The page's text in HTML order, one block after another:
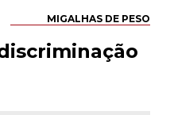
MIGALHAS DE PESO